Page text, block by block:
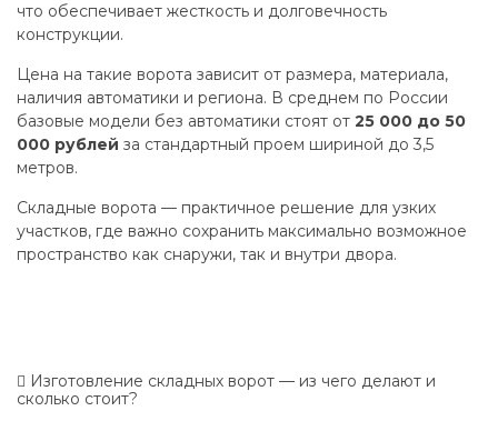
что обеспечивает жесткость и долговечность
конструкции.
Цена на такие ворота зависит от размера, материала,
наличия автоматики и региона. В среднем по России
базовые модели без автоматики стоят от 25 000 до 50
000 рублей за стандартный проем шириной до 3,5
метров.
Складные ворота — практичное решение для узких
участков, где важно сохранить максимально возможное
пространство как снаружи, так и внутри двора.
Изготовление складных ворот — из чего делают и
сколько стоит?